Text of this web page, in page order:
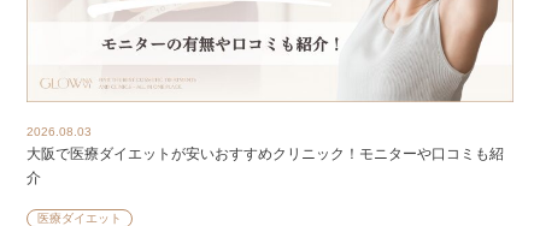
2026.08.03
大阪で医療ダイエットが安いおすすめクリニック！モニターや口コミも紹
介
医療ダイエット